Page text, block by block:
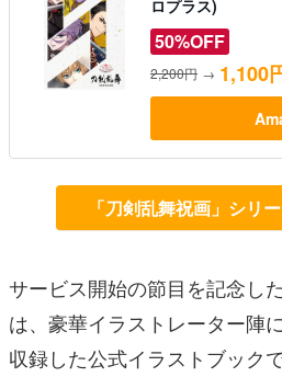
ロプラス)
50%OFF
2,200円 → 1,100
「刀剣乱舞祝画」シリ
サービス開始の節目を記念し
は、豪華イラストレーター陣
収録した公式イラストブック